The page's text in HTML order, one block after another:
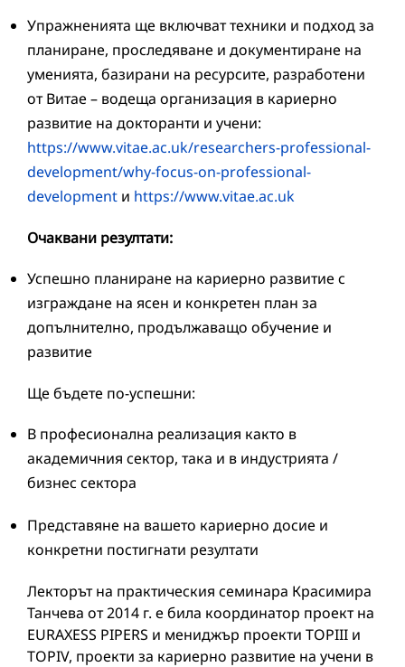
Упражненията ще включват техники и подход за
планиране, проследяване и документиране на
уменията, базирани на ресурсите, разработени
от Витае – водеща организация в кариерно
развитие на докторанти и учени:
https://www.vitae.ac.uk/researchers-professional-
development/why-focus-on-professional-
development и https://www.vitae.ac.uk
Очаквани резултати:
Успешно планиране на кариерно развитие с
изграждане на ясен и конкретен план за
допълнително, продължаващо обучение и
развитие
Ще бъдете по-успешни:
В професионална реализация както в
академичния сектор, така и в индустрията /
бизнес сектора
Представяне на вашето кариерно досие и
конкретни постигнати резултати
Лекторът на практическия семинара Красимира
Танчева от 2014 г. е била координатор проект на
EURAXESS PIPERS и мениджър проекти TOPIII и
TOPIV, проекти за кариерно развитие на учени в